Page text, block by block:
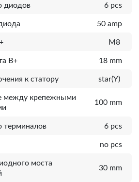
диодов 6 pcs
50 amp
M8
B+ 18 mm
к статору star(Y)
между крепежными
100 mm
терминалов 6 pcs
no pcs
моста
30 mm